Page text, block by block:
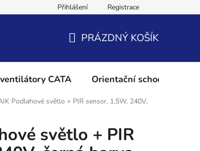
ochrany osobních údajů Reklamační řád
Přihlášení Registrace
KOŠÍK
PRÁZDNÝ KOŠÍK
CATA Orientační schodišťové
Podlahové světlo + PIR sensor, 1,5W, 240V,
světlo + PIR